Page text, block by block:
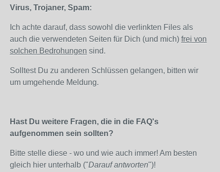
Virus, Trojaner, Spam:
Ich achte darauf, dass sowohl die verlinkten Files als
auch die verwendeten Seiten für Dich (und mich) frei von
solchen Bedrohungen sind.
Solltest Du zu anderen Schlüssen gelangen, bitten wir
um umgehende Meldung.
Hast Du weitere Fragen, die in die FAQ's
aufgenommen sein sollten?
Bitte stelle diese - wo und wie auch immer! Am besten
gleich hier unterhalb ("Darauf antworten")!